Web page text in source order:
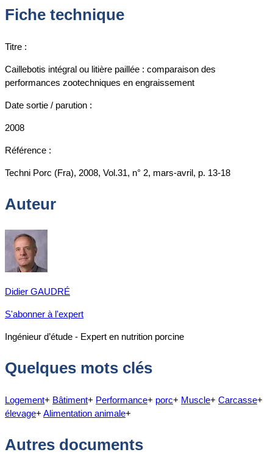
Fiche technique
Titre :
Caillebotis intégral ou litière paillée : comparaison des
performances zootechniques en engraissement
Date sortie / parution :
2008
Référence :
Techni Porc (Fra), 2008, Vol.31, n° 2, mars-avril, p. 13-18
Auteur
Didier GAUDRÉ
S'abonner à l'expert
Ingénieur d’étude - Expert en nutrition porcine
Quelques mots clés
Logement+ Bâtiment+ Performance+ porc+ Muscle+ Carcasse+
élevage+ Alimentation animale+
Autres documents